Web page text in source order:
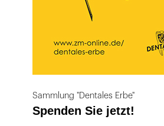
Sammlung "Dentales Erbe"
Spenden Sie jetzt!